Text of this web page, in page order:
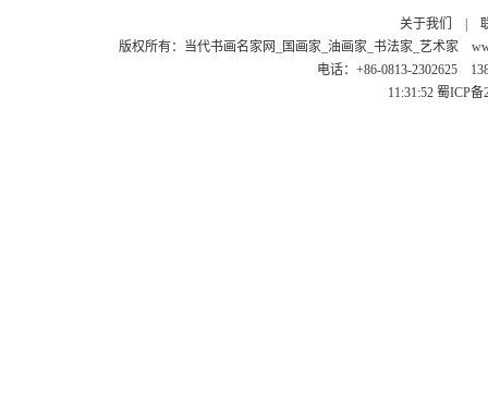
关于我们
版权所有： 当代书画名家网_国画家_油画家_书法家_艺术家
电话：+86-0813-2302625
11:31:52 蜀ICP备